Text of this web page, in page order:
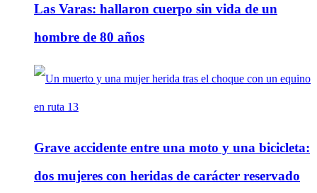
Las Varas: hallaron cuerpo sin vida de un
hombre de 80 años
Grave accidente entre una moto y una bicicleta:
dos mujeres con heridas de carácter reservado